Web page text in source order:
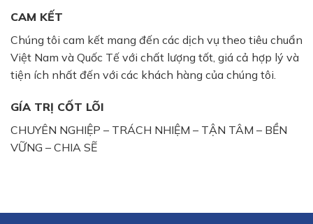
CAM KẾT
Chúng tôi cam kết mang đến các dịch vụ theo tiêu chuẩn
Việt Nam và Quốc Tế với chất lượng tốt, giá cả hợp lý và
tiện ích nhất đến với các khách hàng của chúng tôi.
GÍA TRỊ CỐT LÕI
CHUYÊN NGHIỆP – TRÁCH NHIỆM – TẬN TÂM – BỀN
VỮNG – CHIA SẼ